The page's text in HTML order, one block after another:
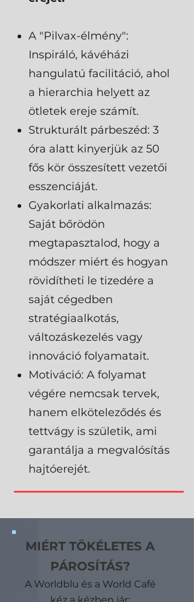
A "Pilvax-élmény":
Inspiráló, kávéházi
hangulatú facilitáció, ahol
a hierarchia helyett az
ötletek ereje számít.
Strukturált párbeszéd: 3
óra alatt kinyerjük az 50
fős kör összesített vezetői
esszenciáját.
Gyakorlati alkalmazás:
Saját bőrödön
megtapasztalod, hogy a
módszer miért és hogyan
rövidítheti le tizedére a
saját cégedben
stratégiaalkotás,
változáskezelés vagy
innováció folyamatait.
Motiváció: A folyamat
végére nemcsak tervek,
hanem elköteleződés és
tettvágy is születik, ami
garantálja a megvalósítás
hajtóerejét.
MIÉRT TÖKÉLETES A
PÁROSÍTÁS?
A Worldblu és a World Café